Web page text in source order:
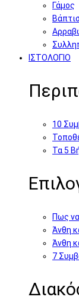
Γάμος
ΙΣΤΟΛΟΓΙΟ
10
Τα 5
Πως
Άνθη
Άνθη
7